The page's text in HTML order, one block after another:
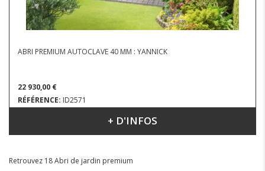
ABRI PREMIUM AUTOCLAVE 40 MM : YANNICK
22 930,00 €
RÉFÉRENCE: ID2571
DIMENSIONS : 5.96 X 6.32 M+ D'INFOS
Retrouvez 18 Abri de jardin premium